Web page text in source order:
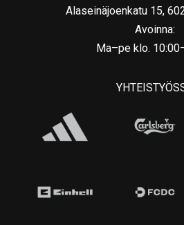
Alaseinäjoenkatu 15,
Avoinna:
Ma–pe klo.